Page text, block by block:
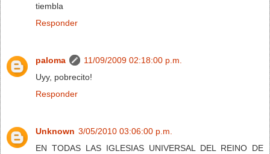
tiembla
Responder
paloma
11/09/2009 02:18:00 p.m.
Uyy, pobrecito!
Responder
Unknown 3/05/2010 03:06:00 p.m.
EN TODAS LAS IGLESIAS UNIVERSAL DEL REINO DE